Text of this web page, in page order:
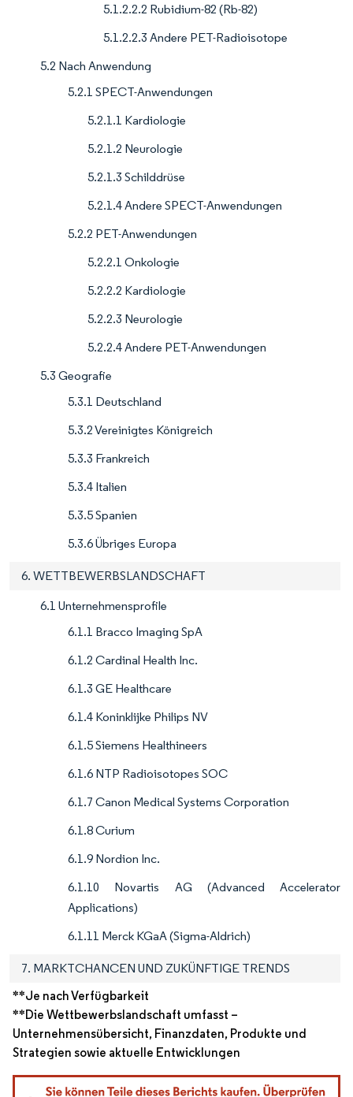
5.1.2.2.2 Rubidium-82 (Rb-82)
5.1.2.2.3 Andere PET-Radioisotope
5.2 Nach Anwendung
5.2.1 SPECT-Anwendungen
5.2.1.1 Kardiologie
5.2.1.2 Neurologie
5.2.1.3 Schilddrüse
5.2.1.4 Andere SPECT-Anwendungen
5.2.2 PET-Anwendungen
5.2.2.1 Onkologie
5.2.2.2 Kardiologie
5.2.2.3 Neurologie
5.2.2.4 Andere PET-Anwendungen
5.3 Geografie
5.3.1 Deutschland
5.3.2 Vereinigtes Königreich
5.3.3 Frankreich
5.3.4 Italien
5.3.5 Spanien
5.3.6 Übriges Europa
6. WETTBEWERBSLANDSCHAFT
6.1 Unternehmensprofile
6.1.1 Bracco Imaging SpA
6.1.2 Cardinal Health Inc.
6.1.3 GE Healthcare
6.1.4 Koninklijke Philips NV
6.1.5 Siemens Healthineers
6.1.6 NTP Radioisotopes SOC
6.1.7 Canon Medical Systems Corporation
6.1.8 Curium
6.1.9 Nordion Inc.
6.1.10 Novartis AG (Advanced Accelerator
Applications)
6.1.11 Merck KGaA (Sigma-Aldrich)
7. MARKTCHANCEN UND ZUKÜNFTIGE TRENDS
**Je nach Verfügbarkeit
**Die Wettbewerbslandschaft umfasst –
Unternehmensübersicht, Finanzdaten, Produkte und
Strategien sowie aktuelle Entwicklungen